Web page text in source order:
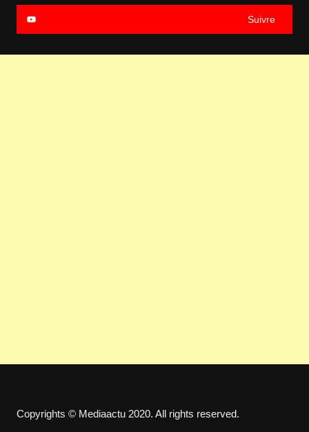
Suivre
Copyrights © Mediaactu 2020. All rights reserved.